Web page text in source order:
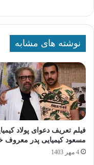
نوشته های مشابه
فیلم تعریف دعوای پولاد
مسعود کیمیایی پدر معروف
4 مهر 1403